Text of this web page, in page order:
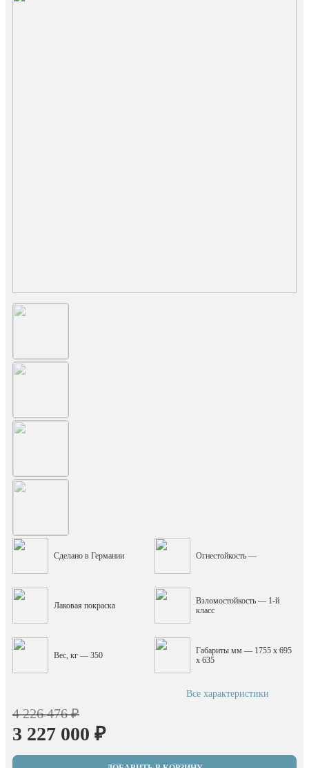
Сделано в Германии Огнестойкость —
Лаковая покраска
Взломостойкость — 1-й
класс
Вес, кг — 350
Габариты мм — 1755 x 695
x 635
Все характеристики
4 226 476 ₽
3 227 000 ₽